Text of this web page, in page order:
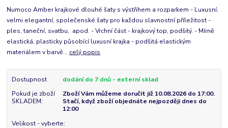
Numoco Amber krajkové dlouhé šaty s výstřihem a rozparkem - Luxusní,
velmi elegantní, společenské šaty pro každou slavnostní příležitost -
ples, taneční, svatbu, apod. - Vrchní část - krajkový top, podšitý. - Mírně
elastická, plasticky působící luxusní krajka - podšitá elastickým
materiálem v barvě... celý popis
Dostupnost
dodání do 7 dnů - externí sklad
Pokud je zboží
SKLADEM:
Zboží Vám můžeme doručit již 10.08.2026 do 17:00.
Stačí, když zboží objednáte nejpozději dnes do
12:00
Velikost - vyberte: